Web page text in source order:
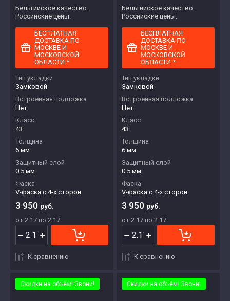
Бельгийское качество.
Российские цены.
БЕСПЛАТНАЯ
ДОСТАВКА ПО
МОСКВЕ И
МОСКОВСКОЙ
ОБЛАСТИ *
Тип укладки
Замковой
Встроенная подложка
Нет
Класс
43
Толщина
6 мм
Защитный слой
0.5 мм
Фаска
V-фаска с 4-х сторон
3 950 руб.
от 2.17 по 2.17
К сравнению
Бельгийское качество.
Российские цены.
БЕСПЛАТНАЯ
ДОСТАВКА ПО
МОСКВЕ И
МОСКОВСКОЙ
ОБЛАСТИ *
Тип укладки
Замковой
Встроенная подложка
Нет
Класс
43
Толщина
6 мм
Защитный слой
0.5 мм
Фаска
V-фаска с 4-х сторон
3 950 руб.
от 2.17 по 2.17
К сравнению
Скидки на объём! Звони! Скидки на объём! Звони!